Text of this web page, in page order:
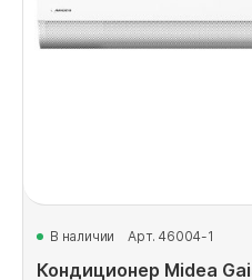
В наличии Арт. 46004-1
Кондиционер Midea